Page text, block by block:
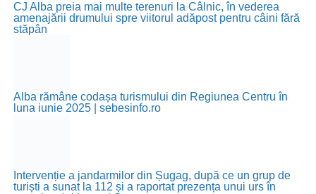
CJ Alba preia mai multe terenuri la Câlnic, în vederea
amenajării drumului spre viitorul adăpost pentru câini fără
stăpân
Alba rămâne codașa turismului din Regiunea Centru în
luna iunie 2025 | sebesinfo.ro
Intervenție a jandarmilor din Șugag, după ce un grup de
turiști a sunat la 112 și a raportat prezența unui urs în